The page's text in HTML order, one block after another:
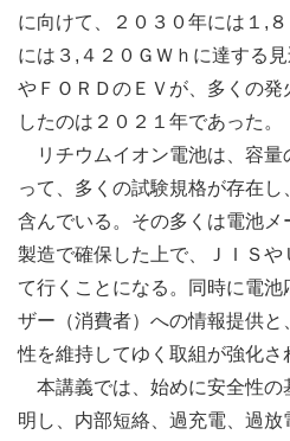
に向けて、２０３０年には１,
には３,４２０ＧＷｈに達する
やＦＯＲＤのＥＶが、多くの
したのは２０２１年であった。
リチウムイオン電池は、容量
って、多くの試験規格が存在
含んでいる。その多くは電池メ
製造で確保した上で、ＪＩＳ
て行くことになる。同時に電
ザー（消費者）への情報提供
性を維持してゆく取組が強化さ
本講義では、始めに安全性の
明し、内部短絡、過充電、過